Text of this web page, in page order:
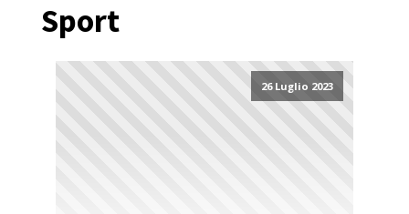
Sport
26 Luglio 2023